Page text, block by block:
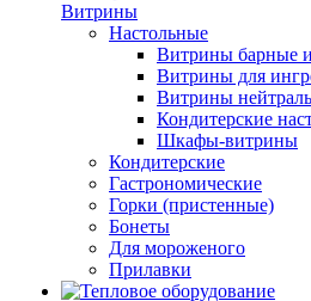
Витрины
Настольные
Витрины барные
Витрины для
Витрины
Кондитерские
Шкафы-витрины
Кондитерские
Гастрономические
Горки (пристенные)
Бонеты
Для мороженого
Прилавки